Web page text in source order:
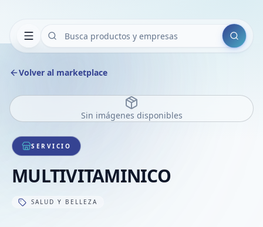
Buscar
Volver al marketplace
Sin imágenes disponibles
SERVICIO
MULTIVITAMINICO
SALUD Y BELLEZA